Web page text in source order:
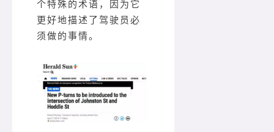
个特殊的术语，因为它
更好地描述了驾驶员必
须做的事情。